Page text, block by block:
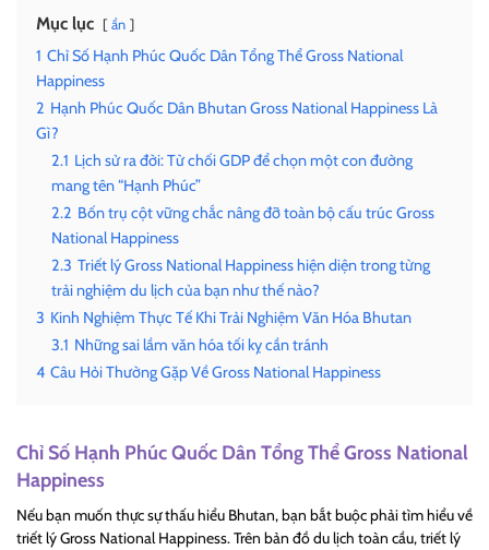
Mục lục ẩn
1 Chỉ Số Hạnh Phúc Quốc Dân Tổng Thể Gross National
Happiness
2 Hạnh Phúc Quốc Dân Bhutan Gross National Happiness Là
Gì?
2.1 Lịch sử ra đời: Từ chối GDP để chọn một con đường
mang tên “Hạnh Phúc”
2.2 Bốn trụ cột vững chắc nâng đỡ toàn bộ cấu trúc Gross
National Happiness
2.3 Triết lý Gross National Happiness hiện diện trong từng
trải nghiệm du lịch của bạn như thế nào?
3 Kinh Nghiệm Thực Tế Khi Trải Nghiệm Văn Hóa Bhutan
3.1 Những sai lầm văn hóa tối kỵ cần tránh
4 Câu Hỏi Thường Gặp Về Gross National Happiness
Chỉ Số Hạnh Phúc Quốc Dân Tổng ThểGross National
Happiness
Nếu bạn muốn thực sự thấu hiểu Bhutan, bạn bắt buộc phải tìm hiểu về
triết lýGross National Happiness. Trên bản đồ du lịch toàn cầu, triết lý